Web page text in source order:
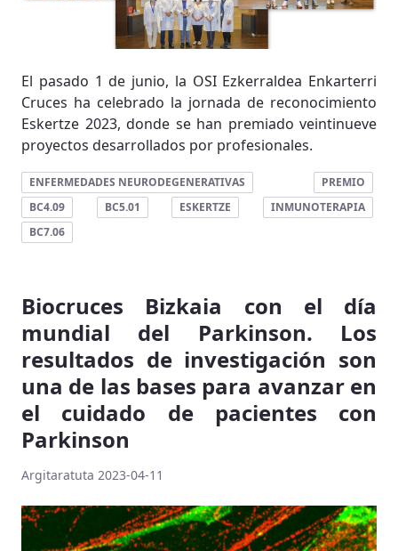
El pasado 1 de junio, la OSI Ezkerraldea Enkarterri
Cruces ha celebrado la jornada de reconocimiento
Eskertze 2023, donde se han premiado veintinueve
proyectos desarrollados por profesionales.
ENFERMEDADES NEURODEGENERATIVAS
PREMIO
BC4.09
BC5.01 ESKERTZE
INMUNOTERAPIA
BC7.06
Biocruces Bizkaia con el día
mundial del Parkinson. Los
resultados de investigación son
una de las bases para avanzar en
el cuidado de pacientes con
Parkinson
Argitaratuta 2023-04-11